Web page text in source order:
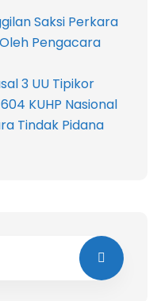
Saksi Perkara
Pengacara
3 UU Tipikor
KUHP Nasional
Tindak Pidana